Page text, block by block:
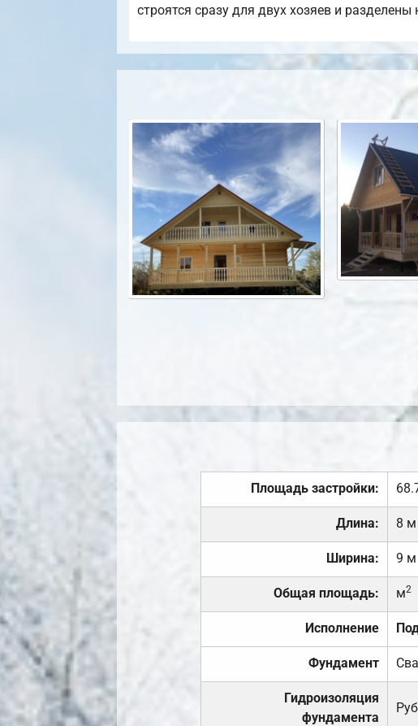
строятся сразу для двух хозяев и
Площадь застройки:
Длина: 8 м
Ширина: 9 м
Общая площадь: м2
Исполнение
Фундамент
Гидроизоляция
фундамента